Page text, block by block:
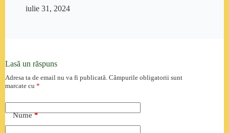
iulie 31, 2024
Lasă un răspuns
Adresa ta de email nu va fi publicată. Câmpurile obligatorii sunt
marcate cu *
Nume*